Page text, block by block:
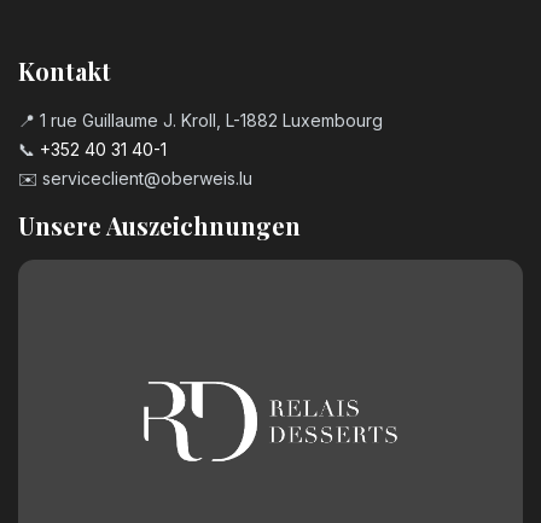
Kontakt
📍 1 rue Guillaume J. Kroll, L-1882 Luxembourg
📞 +352 40 31 40-1
✉️ serviceclient@oberweis.lu
Unsere Auszeichnungen